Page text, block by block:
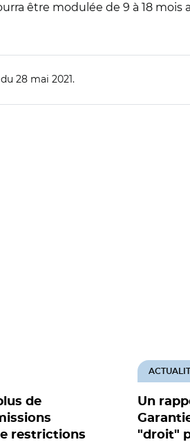
être modulée de 9 à 18 mois
28 mai 2021.
de
restrictions
Un
"droit"